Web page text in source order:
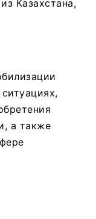
Казахстана,
а также